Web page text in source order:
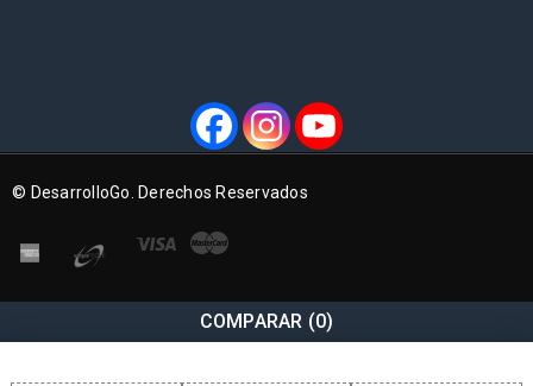
© DesarrolloGo. Derechos Reservados
COMPARAR (0)